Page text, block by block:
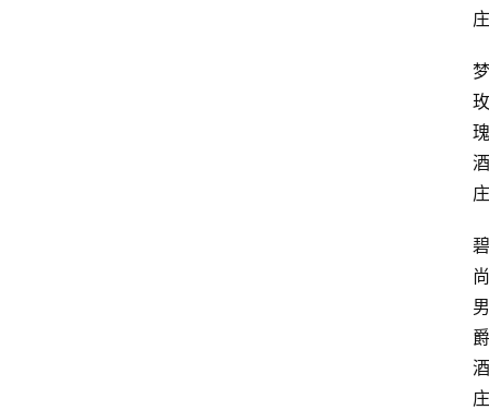
庄
梦
玫
瑰
酒
庄
碧
尚
男
爵
酒
庄